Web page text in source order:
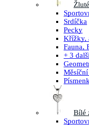
Srdíčka
Pecky
Křížky,
Fauna,
+ 3
Bílé